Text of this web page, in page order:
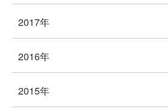
2017年
2016年
2015年